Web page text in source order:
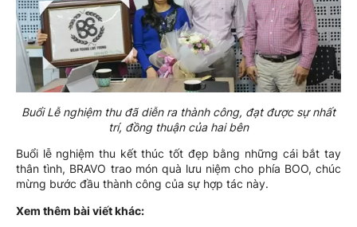
Buổi Lễ nghiệm thu đã diễn ra thành công, đạt được sự nhất
trí, đồng thuận của hai bên
Buổi lễ nghiệm thu kết thúc tốt đẹp bằng những cái bắt tay
thân tình, BRAVO trao món quà lưu niệm cho phía BOO, chúc
mừng bước đầu thành công của sự hợp tác này.
Xem thêm bài viết khác: